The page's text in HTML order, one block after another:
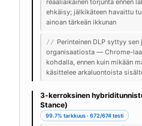
reaaliaikainen torjunta ennen
ehkäisy; jälkikäteen havaittu
ainoan tärkeän ikkunan
// Perinteinen DLP syttyy
organisaatiosta — Chrome-
kohdalla, ennen kuin mikään
käsittelee arkaluontoista
3-kerroksinen
Stance)
99.7% tarkkuus · 672/674 testi